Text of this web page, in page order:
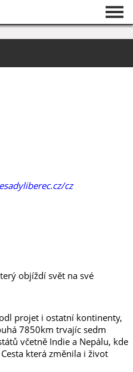
cz
objíždí svět na své
projet i ostatní kontinenty,
7850km trvajíc sedm
včetně Indie a Nepálu, kde
která změnila i život